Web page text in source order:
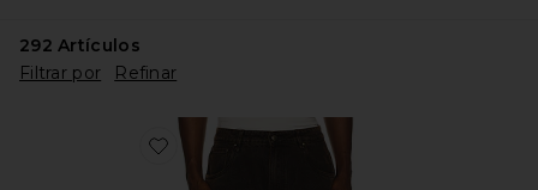
292 Artículos
Filtrar por
Refinar
Favorite Polaris Jeans